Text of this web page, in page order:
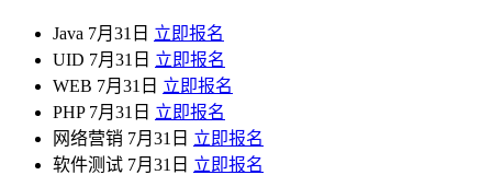
Java 7月31日 立即报名
UID 7月31日 立即报名
WEB 7月31日 立即报名
PHP 7月31日 立即报名
网络营销 7月31日 立即报名
软件测试 7月31日 立即报名